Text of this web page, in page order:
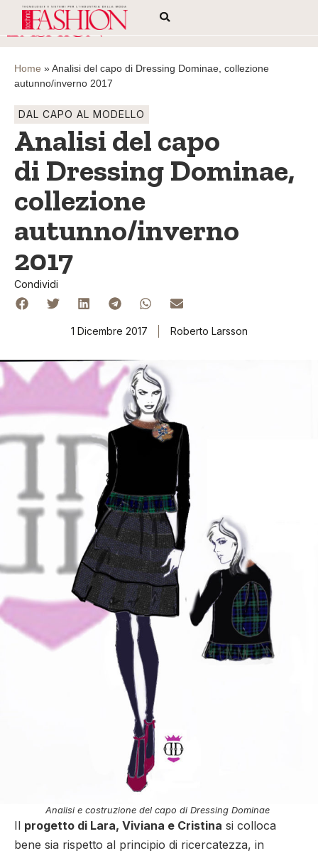
Home »Analisi del capo di Dressing Dominae, collezione
autunno/inverno 2017
DAL CAPO AL MODELLO
Analisi del capo
di Dressing Dominae,
collezione
autunno/inverno
2017
Condividi
1 Dicembre 2017 Roberto Larsson
Analisi e costruzione del capo di Dressing Dominae
Il progetto di Lara, Viviana e Cristina si colloca
bene sia rispetto al principio di ricercatezza, in